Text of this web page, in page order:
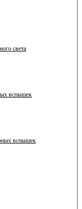
света
вспышек
вспышек